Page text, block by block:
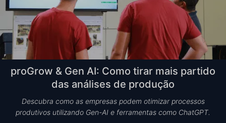
proGrow & Gen AI: Como tirar mais partido
das análises de produção
Descubra como as empresas podem otimizar processos
produtivos utilizando Gen-AI e ferramentas como ChatGPT.